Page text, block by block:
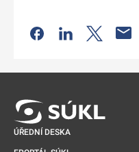
Odkaz se otevře
Odkaz se
ÚŘEDNÍ DESKA